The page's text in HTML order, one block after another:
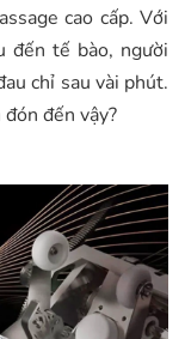
cao cấp. Với
đến tế bào, người
chỉ sau vài phút.
đón đến vậy?